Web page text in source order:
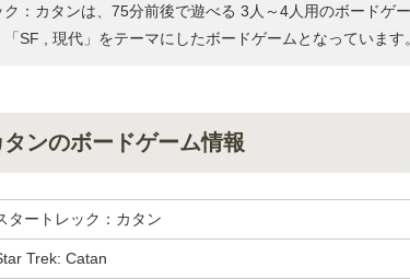
ク：カタンは、75分前後で遊べる 3人～4人用のボードゲ
「SF , 現代 」をテーマにしたボードゲームとなっています。
ンのボードゲーム情報
タートレック：カタン
Trek: Catan